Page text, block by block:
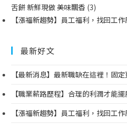
舌餅 新鮮現做 美味飄香 (3)
【漲福新趨勢】員工福利，找回工作
最新好文
【最新消息】最新職缺在這裡！固
【職業薪路歷程】合理的利潤才能
【漲福新趨勢】員工福利，找回工作